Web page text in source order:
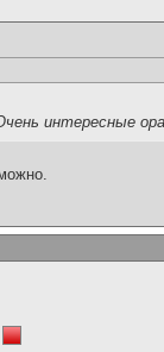
интересные